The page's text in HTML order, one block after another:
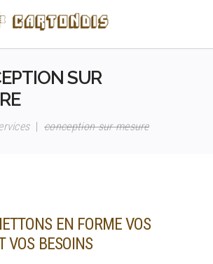
SUR
|conception sur mesure
EN FORMEVOS
VOS BESOINS